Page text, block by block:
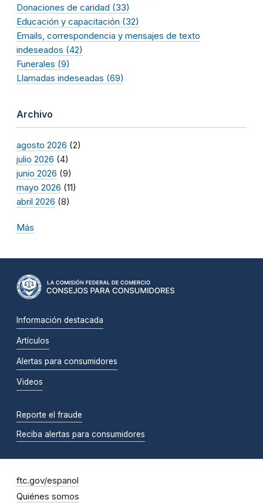
Donaciones de caridad (33)
Educación y capacitación (32)
Emails, correspondencia y mensajes de texto
indeseados (42)
Funerales (9)
Llamadas indeseadas (69)
Archivo
agosto 2026 (2)
julio 2026 (4)
junio 2026 (9)
mayo 2026 (11)
abril 2026 (8)
Más
Información destacada
Artículos
Alertas para consumidores
Videos
Reporte el fraude
Reciba alertas para consumidores
ftc.gov/espanol
Quiénes somos